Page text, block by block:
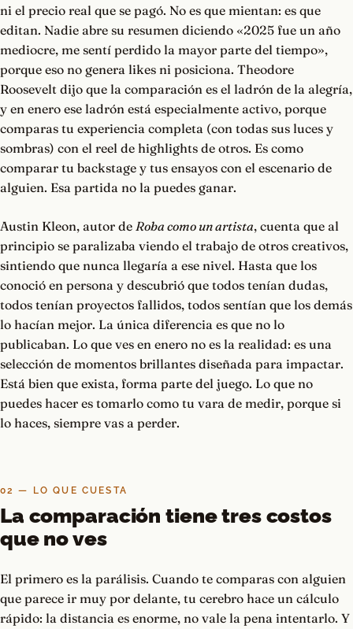
ni el precio real que se pagó. No es que mientan: es que
editan. Nadie abre su resumen diciendo «2025 fue un año
mediocre, me sentí perdido la mayor parte del tiempo»,
porque eso no genera likes ni posiciona. Theodore
Roosevelt dijo que la comparación es el ladrón de la alegría,
y en enero ese ladrón está especialmente activo, porque
comparas tu experiencia completa (con todas sus luces y
sombras) con el reel de highlights de otros. Es como
comparar tu backstage y tus ensayos con el escenario de
alguien. Esa partida no la puedes ganar.
Austin Kleon, autor de Roba como un artista, cuenta que al
principio se paralizaba viendo el trabajo de otros creativos,
sintiendo que nunca llegaría a ese nivel. Hasta que los
conoció en persona y descubrió que todos tenían dudas,
todos tenían proyectos fallidos, todos sentían que los demás
lo hacían mejor. La única diferencia es que no lo
publicaban. Lo que ves en enero no es la realidad: es una
selección de momentos brillantes diseñada para impactar.
Está bien que exista, forma parte del juego. Lo que no
puedes hacer es tomarlo como tu vara de medir, porque si
lo haces, siempre vas a perder.
02 — LO QUE CUESTA
La comparación tiene tres costos
que no ves
El primero es la parálisis. Cuando te comparas con alguien
que parece ir muy por delante, tu cerebro hace un cálculo
rápido: la distancia es enorme, no vale la pena intentarlo. Y